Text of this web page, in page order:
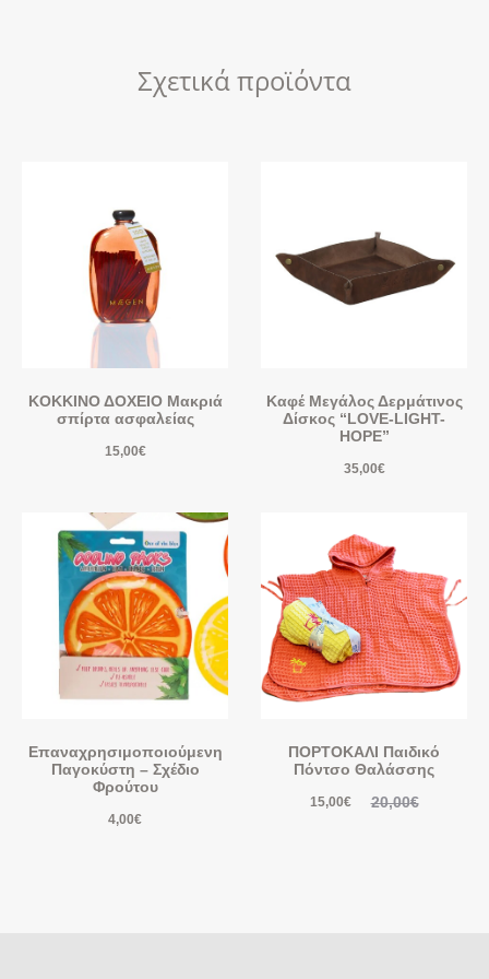
Σχετικά προϊόντα
KOKKINΟ ΔΟΧΕΙΟ Μακριά
σπίρτα ασφαλείας
15,00€
Καφέ Μεγάλος Δερμάτινος
Δίσκος “LOVE-LIGHT-
HOPE”
35,00€
Επαναχρησιμοποιούμενη
Παγοκύστη – Σχέδιο
Φρούτου
4,00€
ΠΟΡΤΟΚΑΛΙ Παιδικό
Πόντσο Θαλάσσης
20,00€
15,00€